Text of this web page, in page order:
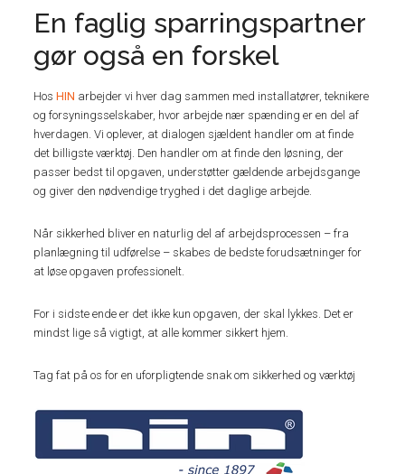
En faglig sparringspartner
gør også en forskel
HosHIN arbejder vi hver dag sammen med installatører, teknikere
og forsyningsselskaber, hvor arbejde nær spænding er en del af
hverdagen. Vi oplever, at dialogen sjældent handler om at finde
det billigste værktøj. Den handler om at finde den løsning, der
passer bedst til opgaven, understøtter gældende arbejdsgange
og giver den nødvendige tryghed i det daglige arbejde.
Når sikkerhed bliver en naturlig del af arbejdsprocessen – fra
planlægning til udførelse – skabes de bedste forudsætninger for
at løse opgaven professionelt.
For i sidste ende er det ikke kun opgaven, der skal lykkes. Det er
mindst lige så vigtigt, at alle kommer sikkert hjem.
Tag fat på os for en uforpligtende snak om sikkerhed og værktøj